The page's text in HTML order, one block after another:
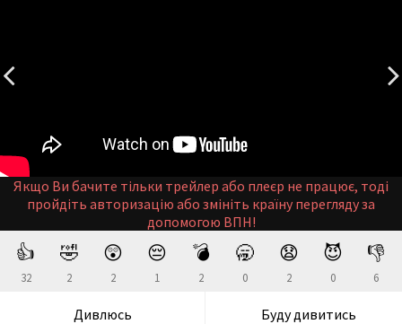
Якщо Ви бачите тільки трейлер або плеєр не працює, тоді
пройдіть авторизацію або змініть країну перегляду за
допомогою ВПН!
👍
32
🤣
2
😲
2
😔
1
💣
2
🥱
0
😧
2
😈
0
👎
6
Дивлюсь Буду дивитись